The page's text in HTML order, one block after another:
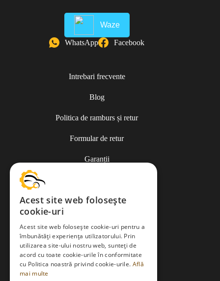
Waze
WhatsApp Facebook
Intrebari frecvente
Blog
Politica de ramburs și retur
Formular de retur
Garanții
Termeni și condiții
Politica de Cookies
Politica de confidențialitate
Acest site web folosește
cookie-uri
Acest site web folosește cookie-uri pentru a
îmbunătăți experiența utilizatorului. Prin
utilizarea site-ului nostru web, sunteți de
acord cu toate cookie-urile în conformitate
cu Politica noastră privind cookie-urile. Află
mai multe